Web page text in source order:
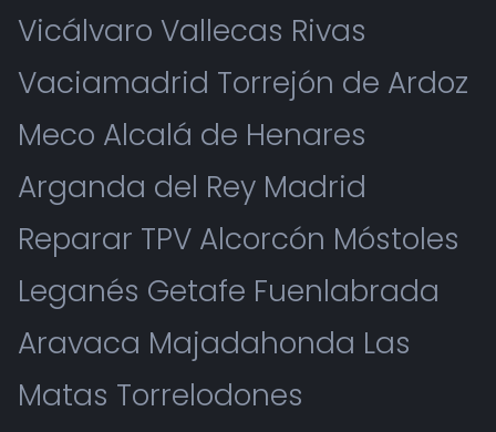
Vicálvaro Vallecas Rivas
Vaciamadrid Torrejón de Ardoz
Meco Alcalá de Henares
Arganda del Rey Madrid
Reparar TPV Alcorcón Móstoles
Leganés Getafe Fuenlabrada
Aravaca Majadahonda Las
Matas Torrelodones